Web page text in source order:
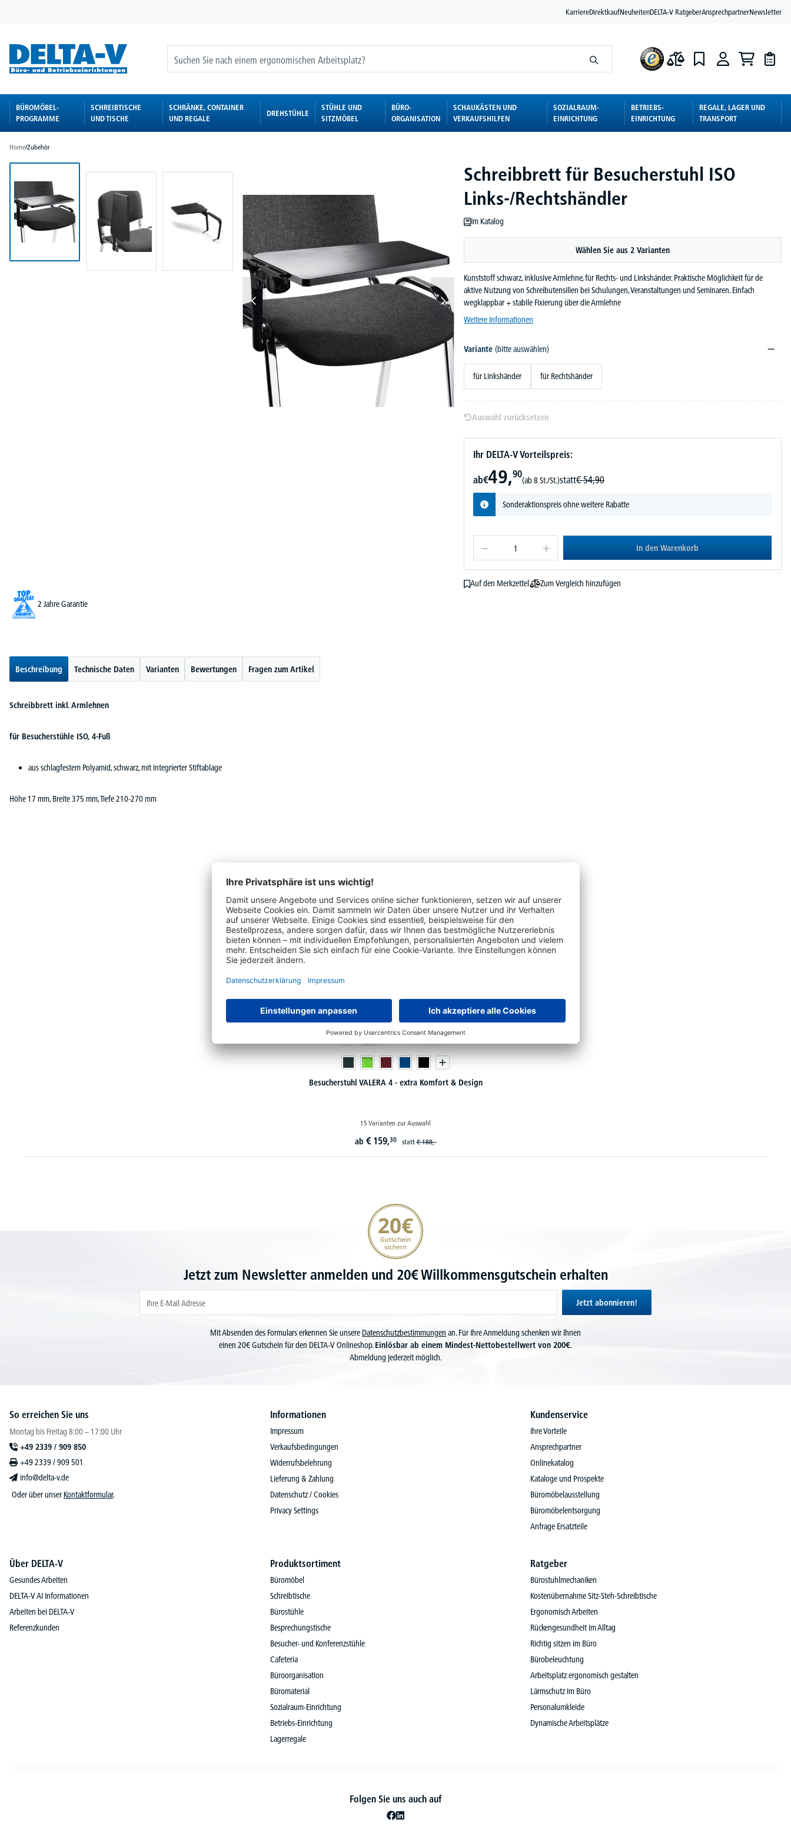
KarriereDirektkaufNeuheitenDELTA-V RatgeberAnsprechpartnerNewsletter
BÜROMÖBEL-
PROGRAMME
SCHREIBTISCHE
UND TISCHE
SCHRÄNKE, CONTAINER
UND REGALE
DREHSTÜHLE
STÜHLE UND
SITZMÖBEL
BÜRO-
ORGANISATION
SCHAUKÄSTEN UND
VERKAUFSHILFEN
SOZIALRAUM-
EINRICHTUNG
BETRIEBS-
EINRICHTUNG
REGALE, LAGER UND
TRANSPORT
Home/Zubehör
Schreibbrett für Besucherstuhl ISO
Links-/Rechtshändler
Im Katalog
Wählen Sie aus 2 Varianten
Kunststoff schwarz, inklusive Armlehne, für Rechts- und Linkshänder. Praktische Möglichkeit für de
aktive Nutzung von Schreibutensilien bei Schulungen, Veranstaltungen und Seminaren. Einfach
wegklappbar + stabile Fixierung über die Armlehne
Weitere Informationen
Variante (bitte auswählen)
für Linkshänder für Rechtshänder
Auswahl zurücksetzen
Ihr DELTA-V Vorteilspreis:
ab€49,90
(ab 8 St./St.)statt€ 54,90
Sonderaktionspreis ohne weitere Rabatte
In den Warenkorb
Auf den Merkzettel
Zum Vergleich hinzufügen
2 Jahre Garantie
Beschreibung Technische Daten Varianten Bewertungen Fragen zum Artikel
Schreibbrett inkl. Armlehnen
für Besucherstühle ISO, 4-Fuß
aus schlagfestem Polyamid, schwarz, mit integrierter Stiftablage
Höhe 17 mm, Breite 375 mm, Tiefe 210-270 mm
Das hat auch andere Kunden interessiert
Besucherstuhl VALERA 4 - extra Komfort & Design
15 Varianten zur Auswahl
ab € 159,30 statt€ 188,-
20€ Gutschein sichern
Jetzt zum Newsletter anmelden und 20€ Willkommensgutschein erhalten
Jetzt abonnieren!
Mit Absenden des Formulars erkennen Sie unsere Datenschutzbestimmungen an. Für Ihre Anmeldung schenken wir Ihnen
einen 20€ Gutschein für den DELTA-V Onlineshop.Einlösbar ab einem Mindest-Nettobestellwert von 200€.
Abmeldung jederzeit möglich.
So erreichen Sie uns
Montag bis Freitag 8:00 – 17:00 Uhr
+49 2339 / 909 850
+49 2339 / 909 501
info@delta-v.de
Oder über unser Kontaktformular.
Informationen
Impressum
Verkaufsbedingungen
Widerrufsbelehrung
Lieferung & Zahlung
Datenschutz / Cookies
Privacy Settings
Kundenservice
Ihre Vorteile
Ansprechpartner
Onlinekatalog
Kataloge und Prospekte
Büromöbelausstellung
Büromöbelentsorgung
Anfrage Ersatzteile
Über DELTA-V
Gesundes Arbeiten
DELTA-V AI Informationen
Arbeiten bei DELTA-V
Referenzkunden
Produktsortiment
Büromöbel
Schreibtische
Bürostühle
Besprechungstische
Besucher- und Konferenzstühle
Cafeteria
Büroorganisation
Büromaterial
Sozialraum-Einrichtung
Betriebs-Einrichtung
Lagerregale
Ratgeber
Bürostuhlmechaniken
Kostenübernahme Sitz-Steh-Schreibtische
Ergonomisch Arbeiten
Rückengesundheit im Alltag
Richtig sitzen im Büro
Bürobeleuchtung
Arbeitsplatz ergonomisch gestalten
Lärmschutz im Büro
Personalumkleide
Dynamische Arbeitsplätze
Folgen Sie uns auch auf